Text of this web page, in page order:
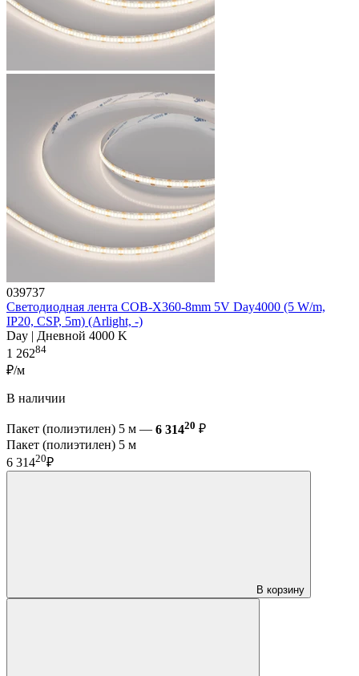
039737
Светодиодная лента COB-X360-8mm 5V Day4000 (5 W/m,
IP20, CSP, 5m) (Arlight, -)
Day | Дневной 4000 K
1 26284
₽/м
В наличии
Пакет (полиэтилен) 5 м — 6 31420 ₽
Пакет (полиэтилен) 5 м
6 31420₽
В корзину